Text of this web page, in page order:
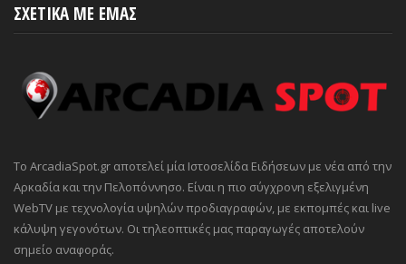
ΣΧΕΤΙΚΑ ΜΕ ΕΜΑΣ
Το ArcadiaSpot.gr αποτελεί μία Ιστοσελίδα Ειδήσεων με νέα από την
Αρκαδία και την Πελοπόννησο. Είναι η πιο σύγχρονη εξελιγμένη
WebTV με τεχνολογία υψηλών προδιαγραφών, με εκπομπές και live
κάλυψη γεγονότων. Οι τηλεοπτικές μας παραγωγές αποτελούν
σημείο αναφοράς.